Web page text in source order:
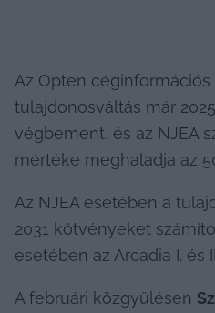
Az Opten
tulajdonosváltás már
végbement, és az NJEA
mértéke meghaladja az
Az NJEA esetében a
2031 kötvényeket
esetében az Arcadia I. és
A februári közgyűlésen